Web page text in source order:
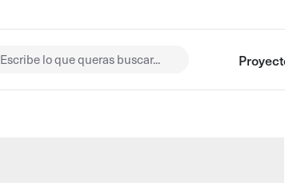
Escribe lo que queras buscar...